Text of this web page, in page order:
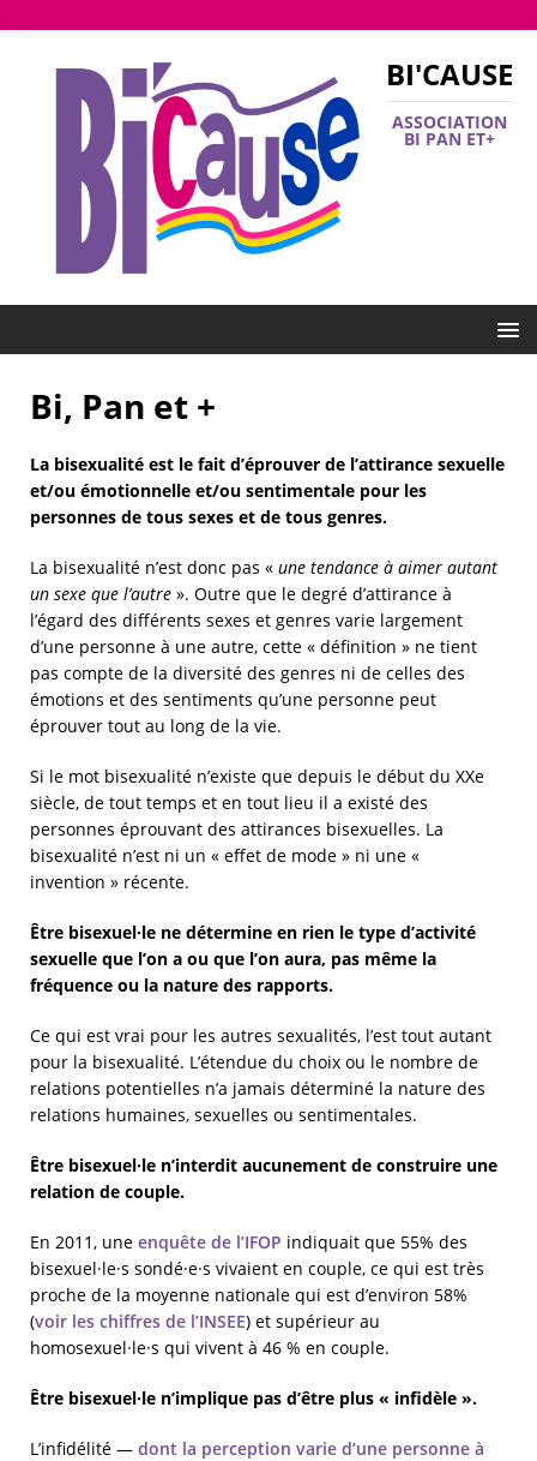
BI'CAUSE
ASSOCIATION
BI PAN ET+
Bi, Pan et +
La bisexualité est le fait d’éprouver de l’attirance sexuelle
et/ou émotionnelle et/ou sentimentale pour les
personnes de tous sexes et de tous genres.
La bisexualité n’est donc pas « une tendance à aimer autant
un sexe que l’autre ». Outre que le degré d’attirance à
l’égard des différents sexes et genres varie largement
d’une personne à une autre, cette « définition » ne tient
pas compte de la diversité des genres ni de celles des
émotions et des sentiments qu’une personne peut
éprouver tout au long de la vie.
Si le mot bisexualité n’existe que depuis le début du XXe
siècle, de tout temps et en tout lieu il a existé des
personnes éprouvant des attirances bisexuelles. La
bisexualité n’est ni un « effet de mode » ni une «
invention » récente.
Être bisexuel·le ne détermine en rien le type d’activité
sexuelle que l’on a ou que l’on aura, pas même la
fréquence ou la nature des rapports.
Ce qui est vrai pour les autres sexualités, l’est tout autant
pour la bisexualité. L’étendue du choix ou le nombre de
relations potentielles n’a jamais déterminé la nature des
relations humaines, sexuelles ou sentimentales.
Être bisexuel·le n’interdit aucunement de construire une
relation de couple.
En 2011, une enquête de l’IFOP indiquait que 55% des
bisexuel·le·s sondé·e·s vivaient en couple, ce qui est très
proche de la moyenne nationale qui est d’environ 58%
(voir les chiffres de l’INSEE) et supérieur au
homosexuel·le·s qui vivent à 46 % en couple.
Être bisexuel·le n’implique pas d’être plus « infidèle ».
L’infidélité — dont la perception varie d’une personne à